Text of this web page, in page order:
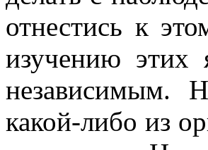
отнестись к
изучению этих
независимым.
какой-либо из